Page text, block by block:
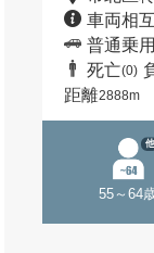
車両相
普通乗
死亡(0)
距離2888m
55～64
他